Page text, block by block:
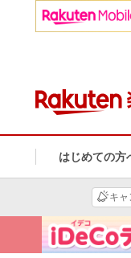
はじめての方
キャ